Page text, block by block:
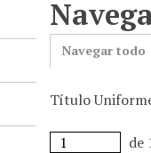
Navegar todo
Título
de